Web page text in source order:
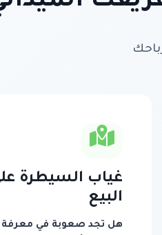
غياب السيطرة
البيع
هل تجد صعوبة في معرفة